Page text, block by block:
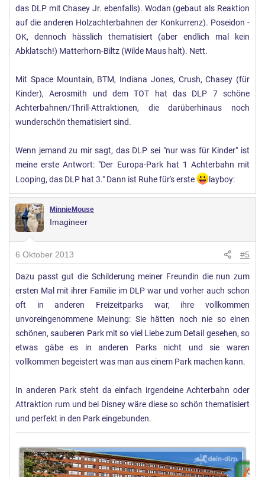
das DLP mit Chasey Jr. ebenfalls). Wodan (gebaut als Reaktion
auf die anderen Holzachterbahnen der Konkurrenz). Poseidon -
OK, dennoch hässlich thematisiert (aber endlich mal kein
Abklatsch!) Matterhorn-Biltz (Wilde Maus halt). Nett.
Mit Space Mountain, BTM, Indiana Jones, Crush, Chasey (für
Kinder), Aerosmith und dem TOT hat das DLP 7 schöne
Achterbahnen/Thrill-Attraktionen, die darüberhinaus noch
wunderschön thematisiert sind.
Wenn jemand zu mir sagt, das DLP sei "nur was für Kinder" ist
meine erste Antwort: "Der Europa-Park hat 1 Achterbahn mit
Looping, das DLP hat 3." Dann ist Ruhe für's erste
layboy:
MinnieMouse
Imagineer
6 Oktober 2013 #5
Dazu passt gut die Schilderung meiner Freundin die nun zum
ersten Mal mit ihrer Familie im DLP war und vorher auch schon
oft in anderen Freizeitparks war, ihre vollkommen
unvoreingenommene Meinung: Sie hätten noch nie so einen
schönen, sauberen Park mit so viel Liebe zum Detail gesehen, so
etwas gäbe es in anderen Parks nicht und sie waren
vollkommen begeistert was man aus einem Park machen kann.
In anderen Park steht da einfach irgendeine Achterbahn oder
Attraktion rum und bei Disney wäre diese so schön thematisiert
und perfekt in den Park eingebunden.